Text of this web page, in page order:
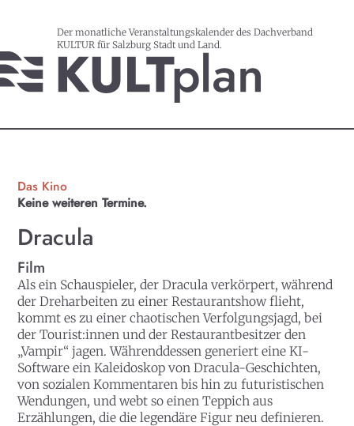
Der monatliche Veranstaltungskalender des Dachverband
KULTUR für Salzburg Stadt und Land.
Das Kino
Keine weiteren Termine.
Dracula
Film
Als ein Schauspieler, der Dracula verkörpert, während
der Dreharbeiten zu einer Restaurantshow flieht,
kommt es zu einer chaotischen Verfolgungsjagd, bei
der Tourist:innen und der Restaurantbesitzer den
„Vampir“ jagen. Währenddessen generiert eine KI-
Software ein Kaleidoskop von Dracula-Geschichten,
von sozialen Kommentaren bis hin zu futuristischen
Wendungen, und webt so einen Teppich aus
Erzählungen, die die legendäre Figur neu definieren.